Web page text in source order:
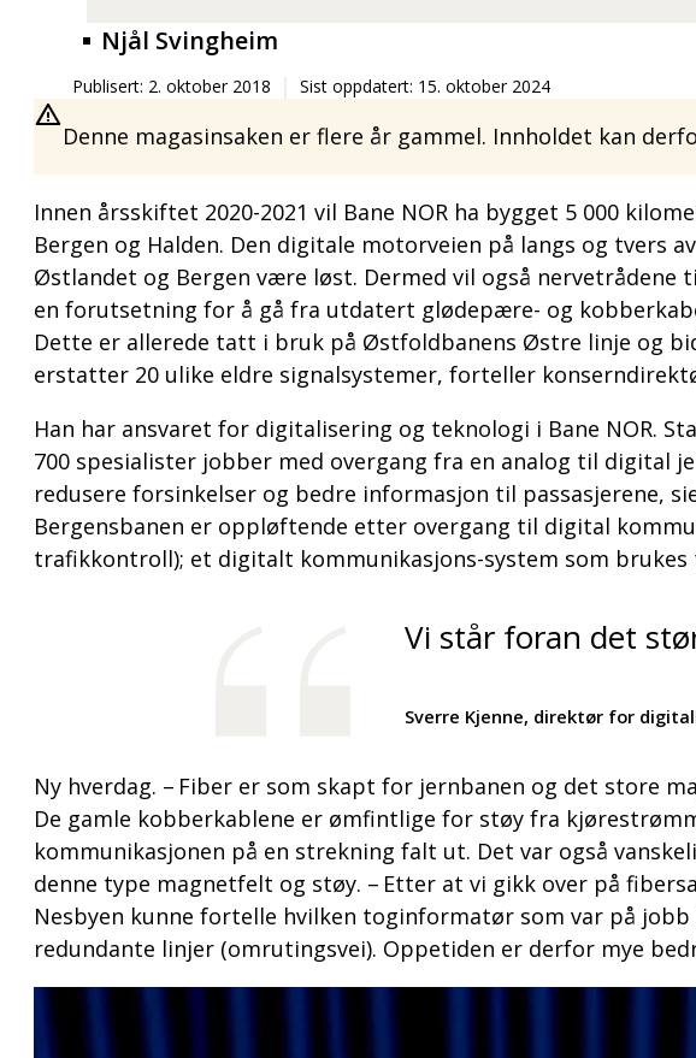
Njål Svingheim
Publisert: 2. oktober 2018 Sist oppdatert: 15. oktober 2024
Denne magasinsaken er flere år gammel. Innholdet kan
Innen årsskiftet 2020-2021 vil Bane NOR ha bygget 5 000
Bergen og Halden. Den digitale motorveien på langs og
Østlandet og Bergen være løst. Dermed vil også nervetrådene
en forutsetning for å gå fra utdatert glødepære- og
Dette er allerede tatt i bruk på Østfoldbanens Østre linje og
erstatter 20 ulike eldre signalsystemer, forteller
Han har ansvaret for digitalisering og teknologi i Bane NOR.
700 spesialister jobber med overgang fra en analog til digital
redusere forsinkelser og bedre informasjon til passasjerene,
Bergensbanen er oppløftende etter overgang til digital
trafikkontroll); et digitalt kommunikasjons-system som
Vi står foran det
Sverre Kjenne, direktør for
Ny hverdag. – Fiber er som skapt for jernbanen og det store
De gamle kobberkablene er ømfintlige for støy fra
kommunikasjonen på en strekning falt ut. Det var også
denne type magnetfelt og støy. – Etter at vi gikk over på
Nesbyen kunne fortelle hvilken toginformatør som var på
redundante linjer (omrutingsvei). Oppetiden er derfor mye